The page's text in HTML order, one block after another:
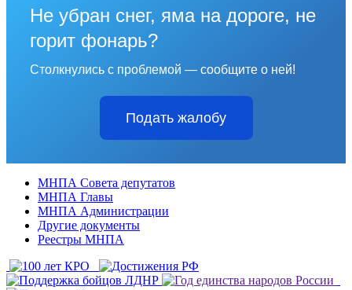
Не убран снег, яма на дороге, не
горит фонарь?
Столкнулись с проблемой — сообщите о ней!
Подать жалобу
МНПА Совета депутатов
МНПА Главы
МНПА Администрации
Другие документы
Реестры МНПА